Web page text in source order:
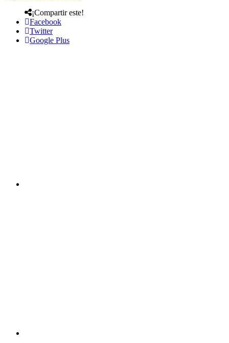
¡Compartir este!
Facebook
Twitter
Google Plus